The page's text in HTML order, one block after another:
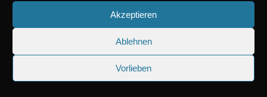
Akzeptieren
Ablehnen
Vorlieben